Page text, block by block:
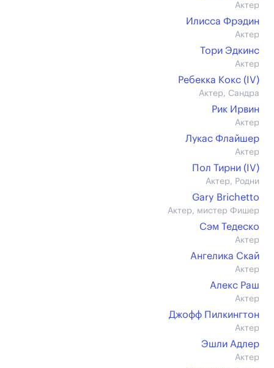
Актер
Илисса Фрэдин
Актер
Тори Эдкинс
Актер
Ребекка Кокс (IV)
Актер, Сандра
Рик Ирвин
Актер
Лукас Флайшер
Актер
Пол Тирни (IV)
Актер, Родни
Gary Brichetto
Актер, мистер Фишер
Сэм Тедеско
Актер
Ангелика Скай
Актер
Алекс Раш
Актер
Джофф Пилкингтон
Актер
Эшли Адлер
Актер